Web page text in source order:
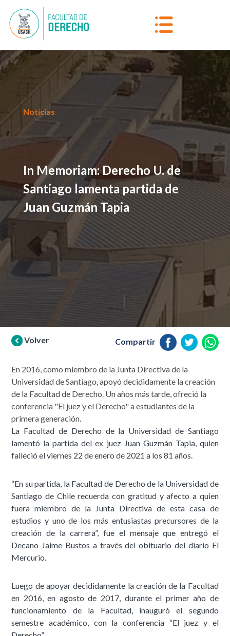
Noticias
In Memoriam: Derecho U. de
Santiago lamenta partida de
Juan Guzmán Tapia
Volver Compartir
En 2016, como miembro de la Junta Directiva de la
Universidad de Santiago, apoyó decididamente la creación
de la Facultad de Derecho. Un años más tarde, ofreció la
conferencia "El juez y el Derecho" a estudiantes de la
primera generación.
La Facultad de Derecho de la Universidad de Santiago
lamentó la partida del ex juez Juan Guzmán Tapia, quien
falleció el viernes 22 de enero de 2021 a los 81 años.
“En su partida, la Facultad de Derecho de la Universidad de
Santiago de Chile recuerda con gratitud y afecto a quien
fuera miembro de la Junta Directiva de esta casa de
estudios y uno de los más entusiastas precursores de la
creación de la carrera”, fue el mensaje que entregó el
Decano Jaime Bustos a través del obituario del diario El
Mercurio.
Luego de apoyar decididamente la creación de la Facultad
en 2016, en agosto de 2017, durante el primer año de
funcionamiento de la Facultad, inauguró el segundo
semestre académico, con la conferencia “El juez y el